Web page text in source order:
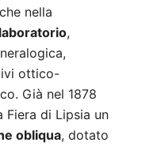
nella
,
ottico-
Già nel 1878
Fiera di Lipsia un
obliqua, dotato